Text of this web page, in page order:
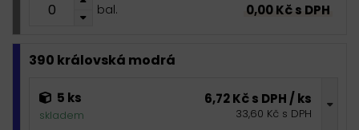
bal. 0,00 Kč s DPH
390 královská modrá
5 ks
skladem
6,72 Kč s DPH / ks
33,60 Kč s DPH